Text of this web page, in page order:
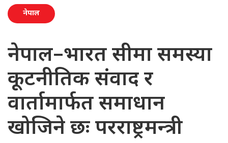
नेपाल
नेपाल–भारत सीमा समस्या
कूटनीतिक संवाद र
वार्तामार्फत समाधान
खोजिने छः परराष्ट्रमन्त्री